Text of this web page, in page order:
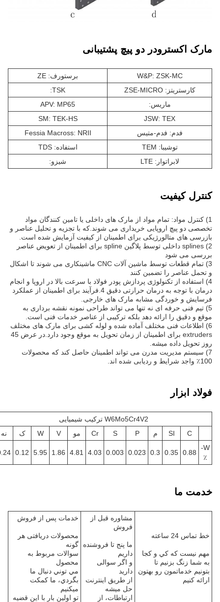
مارک اکسترودر دو پیچ پشتیبانی
W&P: ZSK-MC
برستورف: ZE
کارستریتز: ZSE-MICRO
TSK:
ماريس:
APV: MP65
JSW: TEX
SM: TEK-HS
فدم: فدم-متیس
Fessia Macross: NRII
توشیبا: TEM
استفاده: TDS
لابراتوار: LTE
شيزو:
کنترل کیفیت
1) کنترل مواد: تمام مواد از مارک های داخلی یا تامین کنندگان مواد
تخصصی دو پیچ اروپایی خریداری می شوند.که با تجزیه و تحلیل عناصر و
بازرسی های متالورژیکی برای اطمینان از کیفیت آزمایش شده است.
2) splines داخلی توسط پلاگین spline برای اطمینان از تعویض عناصر
بررسی می شود
3) تمام قطعات توسط ماشین آلات CNC ماشینکاری می شوند تا اشکال
و تحمل عناصر را تضمین کنند
4) استفاده از تکنولوژی پردازش پودر فولاد با سرعت بالا در اروپا و انجام
درمان با توجه به درمان حرارتی دقیق 4.فرآیند برای اطمینان از عملکرد
فرسایش و خوردگی مشابه مارک های خارجی.
5) تیم فنی حرفه ای نه تنها می تواند طراحی نمونه نقشه برداری به
موقع و دقیق را ارائه دهد بلکه ترکیبی از عناصر خدمات فنی است.
6) اطلاعات فنی مختلف آماده شده و لوله کشی برای مارک های مختلف
extruders برای اطمینان از زمان تحویل به موقع وجود دارد.در عرض 45
روز تحویل داده ميشه.
7) سیستم مدیریت مدرن می تواند اطمینان حاصل کند که محصولات
100٪ واجد شرایط و ردیابی شده اند.
فولاد ابزار
W6Mo5Cr4V2 ترکیب شیمیایی
C
SI م P
S
Cr مو V
W ک
نه
W-
٪
0.88
0.35
0.3
0.023
0.003
4.03
4.81
1.86
5.95
0.12
خدمت ما
خط تماس 24 ساعته
مهم نيست که کي و کجا
به شما زنگ بزنیم تا
بتونیم خدماتمون رو بهتون
ارائه کنیم
مشاوره قبل از
فروش
ما پنج تا فروشنده
داريم
و اگر سوالی
دارید
از طريق اينترنت
حل ميشه
ارتباطات، از
خدمات پس از فروش
محصولات دریافتی هر
گونه
سوالات مربوط به
محصول
مي توني دنبال ما
بگردي، ما کمکت
ميکنيم
تو اولين بار با اين قضيه